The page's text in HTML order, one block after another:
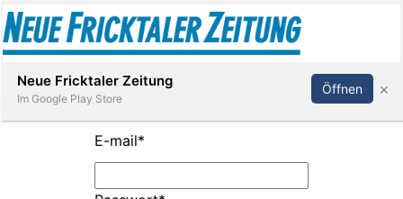
Abonnieren Anmelden
E-mail*
Neue Fricktaler Zeitung
Im Google Play Store
Öffnen ×